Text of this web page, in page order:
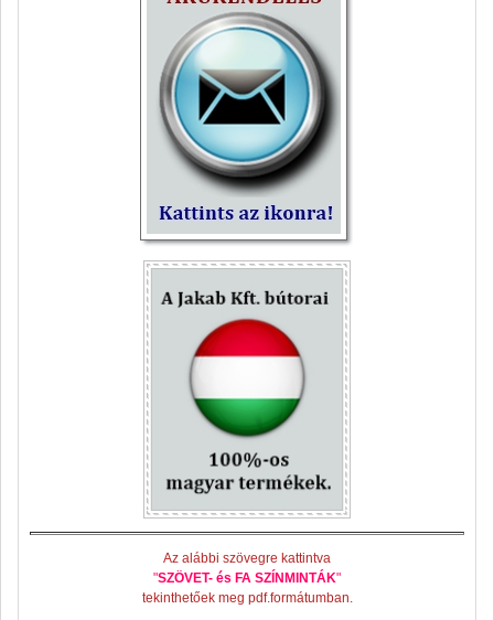
Az alábbi szövegre kattintva
"SZÖVET- és FA SZÍNMINTÁK"
tekinthetőek meg pdf.formátumban.